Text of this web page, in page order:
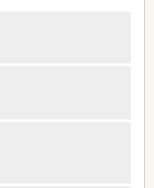
決に取り組める社風が
円前後となっており、
した上で決定される仕
当など各種手当が充実し